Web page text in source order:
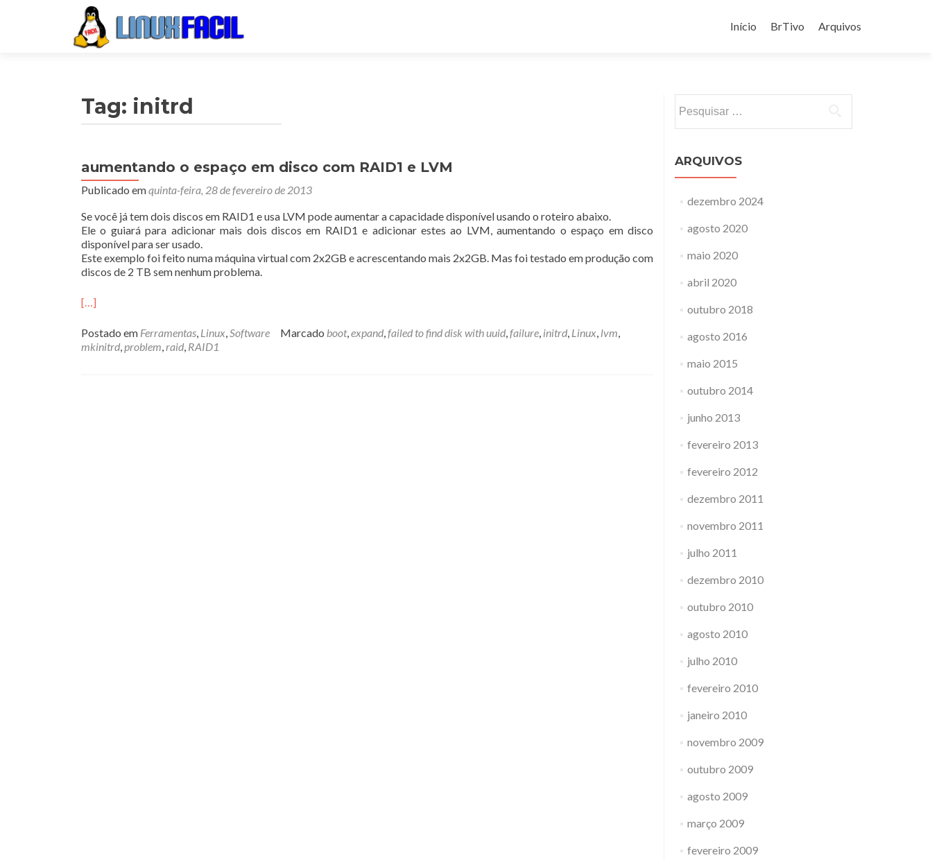
para
Início BrTivo Arquivos
Tag: initrd
aumentando o espaço em disco com RAID1 e LVM
Publicado emquinta-feira, 28 de fevereiro de 2013
Se você já tem dois discos em RAID1 e usa LVM pode aumentar a capacidade disponível usando o roteiro abaixo.
Ele o guiará para adicionar mais dois discos em RAID1 e adicionar estes ao LVM, aumentando o espaço em disco
disponível para ser usado.
Este exemplo foi feito numa máquina virtual com 2x2GB e acrescentando mais 2x2GB. Mas foi testado em produção com
discos de 2 TB sem nenhum problema.
[…]
Postado em Ferramentas, Linux,Software Marcado boot,expand,failed to find disk with uuid,failure, initrd, Linux, lvm,
mkinitrd,problem,raid, RAID1
por:
ARQUIVOS
dezembro 2024
agosto 2020
maio 2020
abril 2020
outubro 2018
agosto 2016
maio 2015
outubro 2014
junho 2013
fevereiro 2013
fevereiro 2012
dezembro 2011
novembro 2011
julho 2011
dezembro 2010
outubro 2010
agosto 2010
julho 2010
fevereiro 2010
janeiro 2010
novembro 2009
outubro 2009
agosto 2009
março 2009
fevereiro 2009